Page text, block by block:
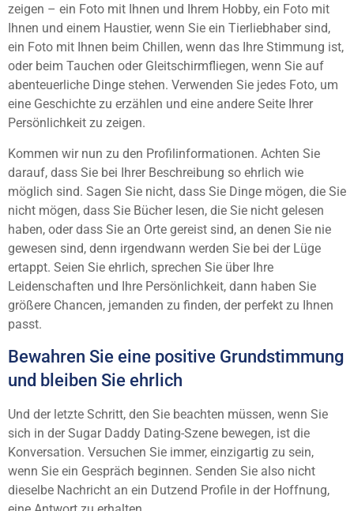
zeigen – ein Foto mit Ihnen und Ihrem Hobby, ein Foto mit
Ihnen und einem Haustier, wenn Sie ein Tierliebhaber sind,
ein Foto mit Ihnen beim Chillen, wenn das Ihre Stimmung ist,
oder beim Tauchen oder Gleitschirmfliegen, wenn Sie auf
abenteuerliche Dinge stehen. Verwenden Sie jedes Foto, um
eine Geschichte zu erzählen und eine andere Seite Ihrer
Persönlichkeit zu zeigen.
Kommen wir nun zu den Profilinformationen. Achten Sie
darauf, dass Sie bei Ihrer Beschreibung so ehrlich wie
möglich sind. Sagen Sie nicht, dass Sie Dinge mögen, die Sie
nicht mögen, dass Sie Bücher lesen, die Sie nicht gelesen
haben, oder dass Sie an Orte gereist sind, an denen Sie nie
gewesen sind, denn irgendwann werden Sie bei der Lüge
ertappt. Seien Sie ehrlich, sprechen Sie über Ihre
Leidenschaften und Ihre Persönlichkeit, dann haben Sie
größere Chancen, jemanden zu finden, der perfekt zu Ihnen
passt.
Bewahren Sie eine positive Grundstimmung
und bleiben Sie ehrlich
Und der letzte Schritt, den Sie beachten müssen, wenn Sie
sich in der Sugar Daddy Dating-Szene bewegen, ist die
Konversation. Versuchen Sie immer, einzigartig zu sein,
wenn Sie ein Gespräch beginnen. Senden Sie also nicht
dieselbe Nachricht an ein Dutzend Profile in der Hoffnung,